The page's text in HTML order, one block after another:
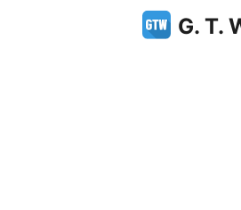
G. T.